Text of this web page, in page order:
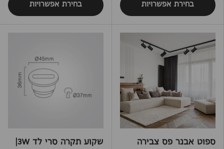
בחירת אפשרויות בחירת אפשרויות
ספוט אבנר פס צבירה